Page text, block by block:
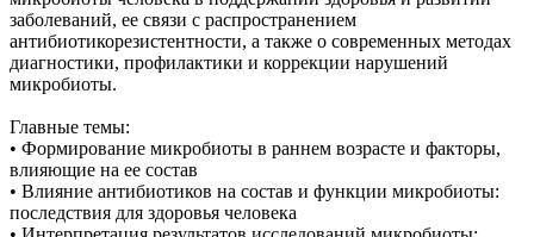
заболеваний, ее связи с распространением
антибиотикорезистентности, а также о современных методах
диагностики, профилактики и коррекции нарушений
микробиоты.
Главные темы:
• Формирование микробиоты в раннем возрасте и факторы,
влияющие на ее состав
• Влияние антибиотиков на состав и функции микробиоты:
последствия для здоровья человека